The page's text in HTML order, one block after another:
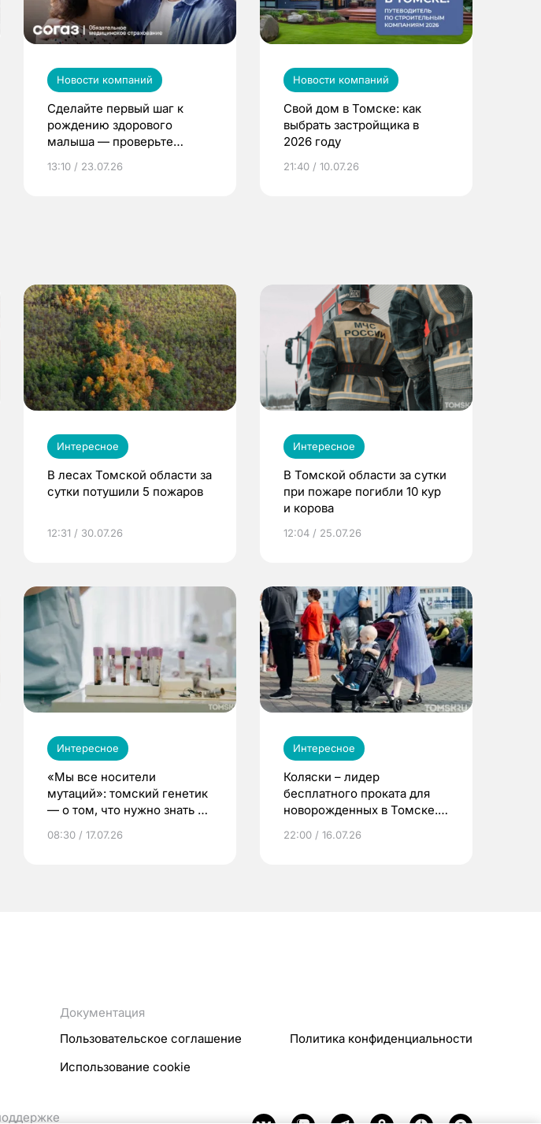
Новости компаний
Сделайте первый шаг к
рождению здорового
малыша — проверьте
по ОМС!
13:10 / 23.07.26
Новости компаний
Свой дом в Томске: как
выбрать застройщика в
2026 году
21:40 / 10.07.26
Интересное
В лесах Томской области за
сутки потушили 5 пожаров
12:31 / 30.07.26
Интересное
В Томской области за сутки
при пожаре погибли 10 кур
и корова
12:04 / 25.07.26
Интересное
«Мы все носители
мутаций»: томский генетик
— о том, что нужно знать до
08:30 / 17.07.26
Интересное
Коляски – лидер
бесплатного проката для
новорожденных в Томске.
22:00 / 16.07.26
Документация
Пользовательское соглашение
Политика конфиденциальности
Использование cookie